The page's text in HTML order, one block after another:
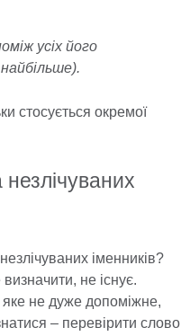
усіх його
стосується окремої
іменників?
не існує.
не дуже допоміжне,
– перевірити слово